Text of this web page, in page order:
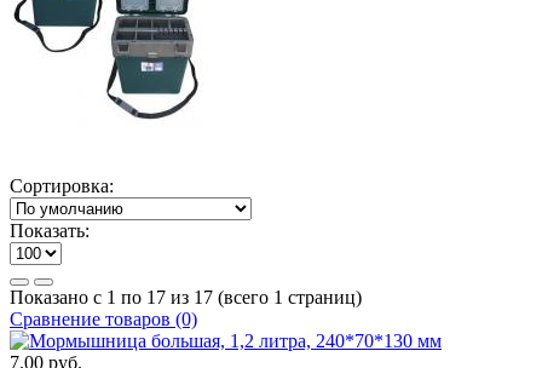
Сортировка:
Показать:
Показано с 1 по 17 из 17 (всего 1 страниц)
Сравнение товаров (0)
7.00 руб.